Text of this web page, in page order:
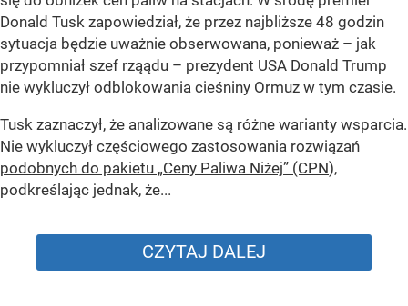
Donald Tusk zapowiedział, że przez najbliższe 48 godzin
sytuacja będzie uważnie obserwowana, ponieważ – jak
przypomniał szef rząądu – prezydent USA Donald Trump
nie wykluczył odblokowania cieśniny Ormuz w tym czasie.
Tusk zaznaczył, że analizowane są różne warianty wsparcia.
Nie wykluczył częściowego zastosowania rozwiązań
podobnych do pakietu „Ceny Paliwa Niżej” (CPN),
podkreślając jednak, że...
CZYTAJ DALEJ